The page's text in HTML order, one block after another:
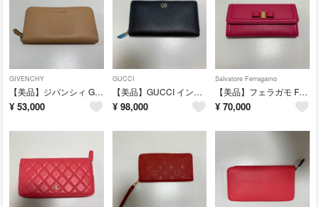
GIVENCHY
【美品】ジバンシィ GIVENCHY ラウンドファスナー 長財布 ベージュレザー
¥ 53,000
GUCCI
【美品】GUCCI インターロッキングG長財布 ラウンドファスナー ブラック
¥ 98,000
Salvatore Ferragamo
【美品】フェラガモ Ferragamoヴァラリボン 長財布 ピンク ゴールド金具
¥ 70,000